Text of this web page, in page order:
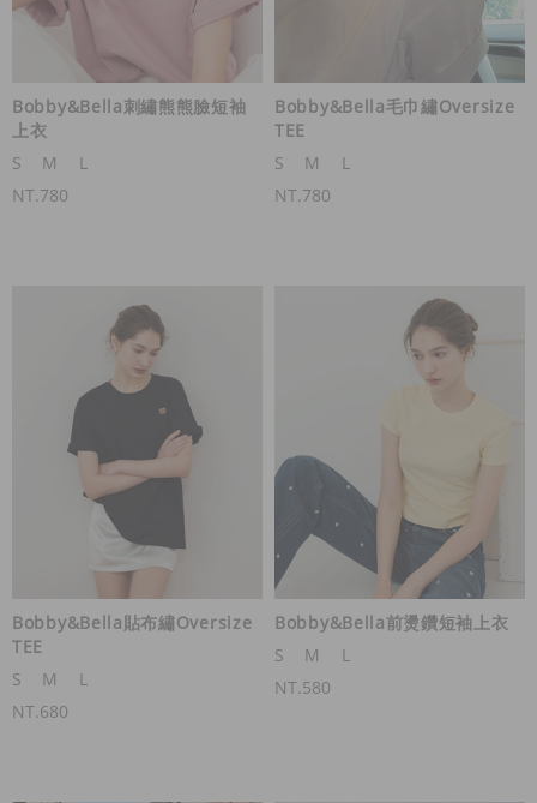
Bobby&Bella刺繡熊熊臉短袖
上衣
S
M
L
NT.780
Bobby&Bella毛巾繡Oversize
TEE
S
M
L
NT.780
Bobby&Bella貼布繡Oversize
TEE
S
M
L
NT.680
Bobby&Bella前燙鑽短袖上衣
S
M
L
NT.580